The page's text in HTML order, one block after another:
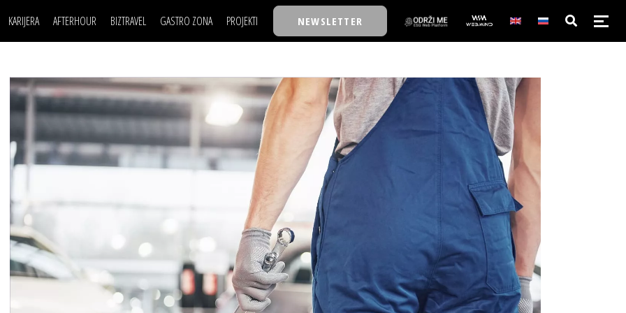
KARIJERA
LJUDI (HR)
MOJ UGAO
USAVRŠAVANJE
KNOW-HOW
AFTERHOUR
KNJIGE
AUTO SVET
STIL
WELLBEING
BIZTRAVEL GASTRO ZONA PROJEKTI
TASTY TALKS
30 ISPOD 30
BACK TO OFFICE/SCHOOL
BIZBENDOVI
BIZKOLEGIJUM
BMW BIZNIS LIGA
BIZLIFE WEEK
IZJAVA GODINE
NEWSLETTER
POSAO
MOJ UGAO
USAVRŠAVANJE
FILM I SCENA
AUTO SVET
STIL
WELLBEING
NAJKOLEGA
30 ISPOD 30
BACK TO OFFICE/SCHOOL
BIZBENDOVI
BIZKOLEGIJUM
BMW BIZNIS LIGA
BIZLIFE WEEK
IZJAVA GODINE